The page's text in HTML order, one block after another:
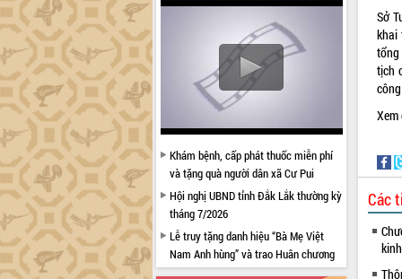
Khám bệnh, cấp phát thuốc miễn phí
và tặng quà người dân xã Cư Pui
Hội nghị UBND tỉnh Đắk Lắk thường kỳ
tháng 7/2026
Lễ truy tặng danh hiệu “Bà Mẹ Việt
Nam Anh hùng” và trao Huân chương
Lao động
Sở
khai
tổng
tịch
Các